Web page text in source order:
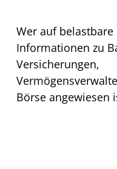
Wer auf belastbare
Informationen zu
Versicherungen,
Börse angewiesen